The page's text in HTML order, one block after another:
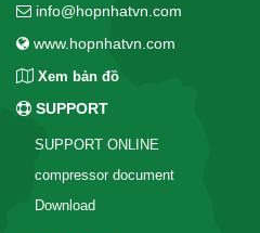
info@hopnhatvn.com
www.hopnhatvn.com
Xem bản đồ
SUPPORT
SUPPORT ONLINE
compressor document
Download